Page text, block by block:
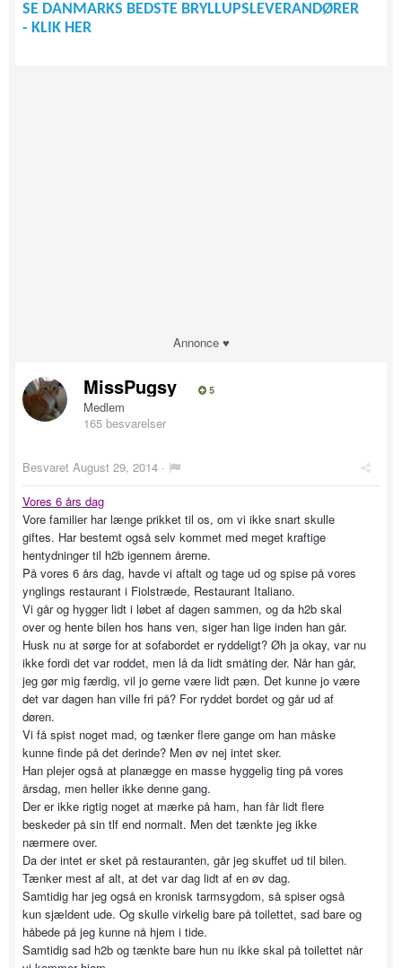
SE DANMARKS BEDSTE BRYLLUPSLEVERANDØRER
- KLIK HER
Annonce ♥
MissPugsy 5
Medlem
165 besvarelser
Besvaret August 29, 2014 ·
Vores 6 års dag
Vore familier har længe prikket til os, om vi ikke snart skulle
giftes. Har bestemt også selv kommet med meget kraftige
hentydninger til h2b igennem årerne.
På vores 6 års dag, havde vi aftalt og tage ud og spise på vores
ynglings restaurant i Fiolstræde, Restaurant Italiano.
Vi går og hygger lidt i løbet af dagen sammen, og da h2b skal
over og hente bilen hos hans ven, siger han lige inden han går.
Husk nu at sørge for at sofabordet er ryddeligt? Øh ja okay, var nu
ikke fordi det var roddet, men lå da lidt småting der. Når han går,
jeg gør mig færdig, vil jo gerne være lidt pæn. Det kunne jo være
det var dagen han ville fri på? For ryddet bordet og går ud af
døren.
Vi få spist noget mad, og tænker flere gange om han måske
kunne finde på det derinde? Men øv nej intet sker.
Han plejer også at planægge en masse hyggelig ting på vores
årsdag, men heller ikke denne gang.
Der er ikke rigtig noget at mærke på ham, han får lidt flere
beskeder på sin tlf end normalt. Men det tænkte jeg ikke
nærmere over.
Da der intet er sket på restauranten, går jeg skuffet ud til bilen.
Tænker mest af alt, at det var dag lidt af en øv dag.
Samtidig har jeg også en kronisk tarmsygdom, så spiser også
kun sjældent ude. Og skulle virkelig bare på toilettet, sad bare og
håbede på jeg kunne nå hjem i tide.
Samtidig sad h2b og tænkte bare hun nu ikke skal på toilettet når